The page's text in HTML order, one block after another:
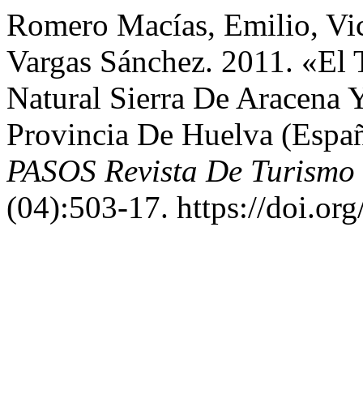
Romero Macías, Emilio,
Vargas Sánchez. 2011.
Natural Sierra De Aracena
Provincia De Huelva
PASOS Revista De
(04):503-17. https://